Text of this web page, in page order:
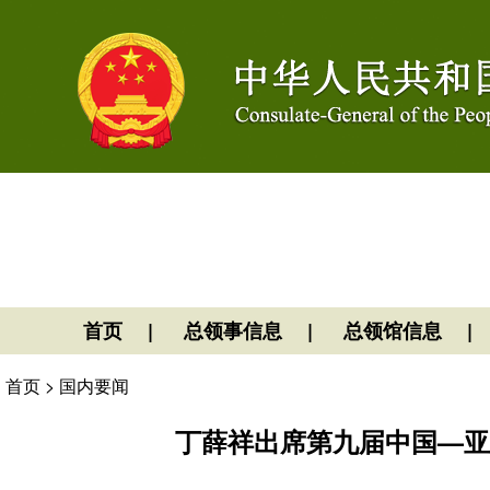
首页 总领事信息 总领馆信息
首页 > 国内要闻
丁薛祥出席第九届中国—